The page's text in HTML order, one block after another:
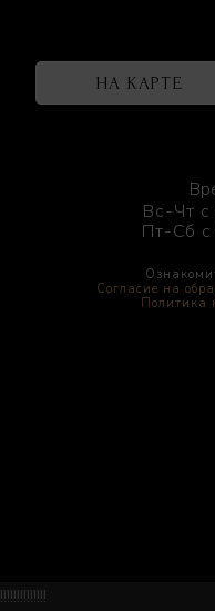
НА КАРТЕ
Вс-Чт
Пт-Сб
Согласие на
Политика
!!!!!!!!!!!!!!